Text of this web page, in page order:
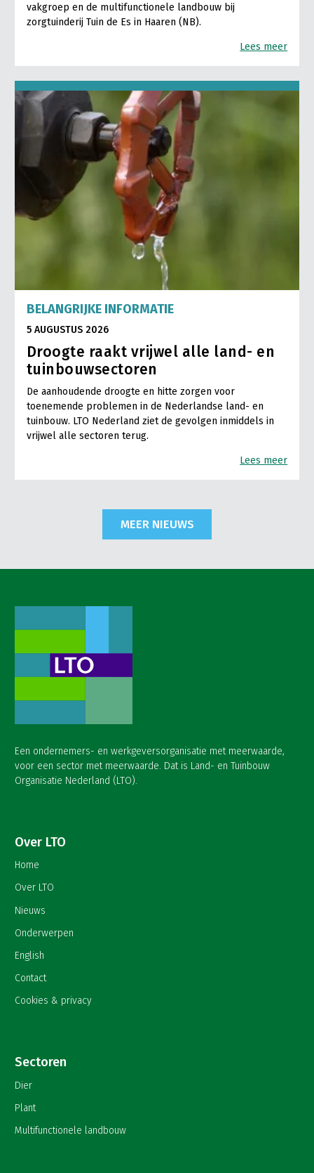
vakgroep en de multifunctionele landbouw bij
zorgtuinderij Tuin de Es in Haaren (NB).
Lees meer
BELANGRIJKE INFORMATIE
5 AUGUSTUS 2026
Droogte raakt vrijwel alle land- en
tuinbouwsectoren
De aanhoudende droogte en hitte zorgen voor
toenemende problemen in de Nederlandse land- en
tuinbouw. LTO Nederland ziet de gevolgen inmiddels in
vrijwel alle sectoren terug.
Lees meer
MEER NIEUWS
Een ondernemers- en werkgeversorganisatie met meerwaarde,
voor een sector met meerwaarde. Dat is Land- en Tuinbouw
Organisatie Nederland (LTO).
Over LTO
Home
Over LTO
Nieuws
Onderwerpen
English
Contact
Cookies & privacy
Sectoren
Dier
Plant
Multifunctionele landbouw